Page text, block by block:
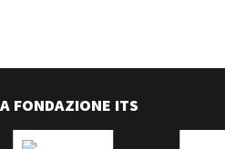
FONDAZIONE ITS